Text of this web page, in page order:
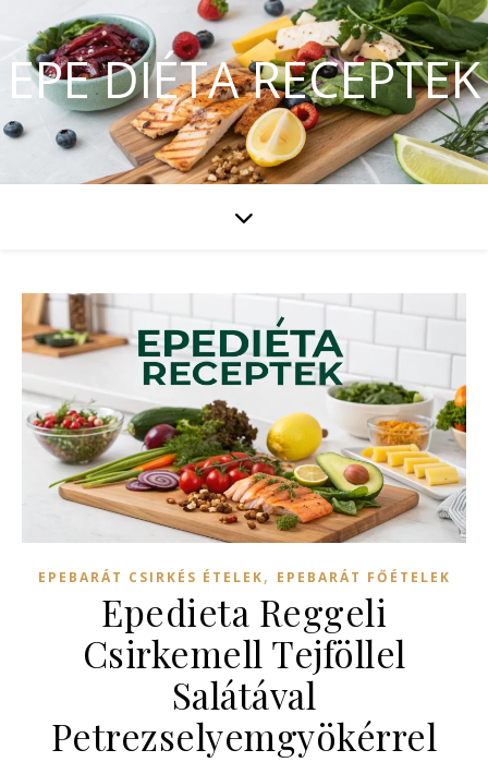
EPE DIÉTA RECEPTEK
EPEBARÁT CSIRKÉS ÉTELEK, EPEBARÁT FŐÉTELEK
Epedieta Reggeli
Csirkemell Tejföllel
Salátával
Petrezselyemgyökérrel